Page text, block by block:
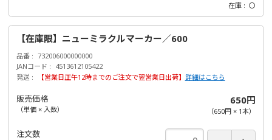
在庫 〇
【在庫限】ニューミラクルマーカー／600
品番
732006000000000
JANコード
4513612105422
発送
【営業日正午12時までのご注文で翌営業日出荷】 詳細はこちら
販売価格
（単価 × 入数）
650円
（650円× 1本）
注文数